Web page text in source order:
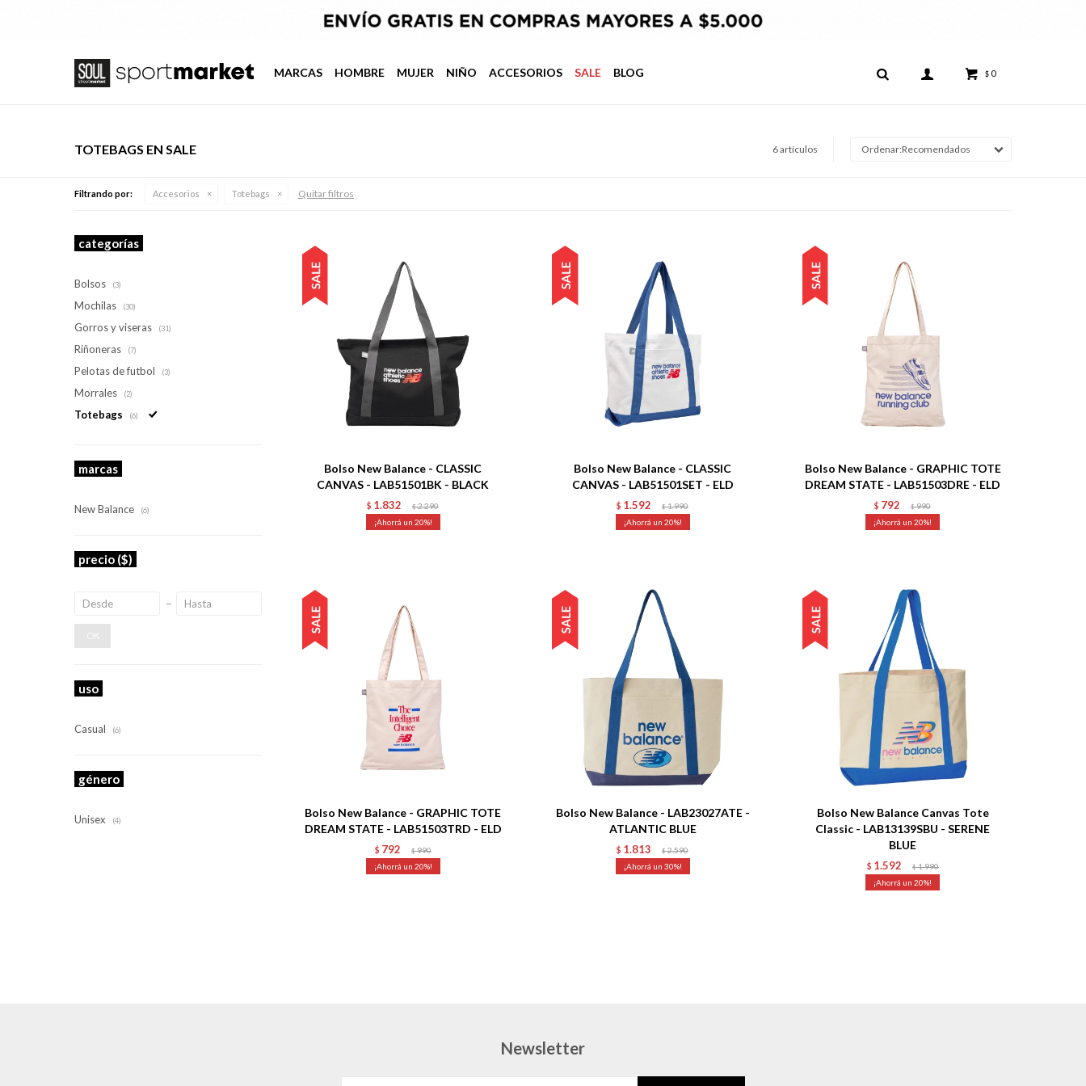
MARCAS HOMBRE MUJER NIÑO ACCESORIOS SALE BLOG $ 0
TOTEBAGS EN SALE 6 artículos Recomendados
Filtrando por: Accesorios Totebags Quitar filtros
Bolso New Balance - CLASSIC
CANVAS - LAB51501BK - BLACK
$ 1.832 $ 2.290
20
Bolso New Balance - CLASSIC
CANVAS - LAB51501SET - ELD
$ 1.592 $ 1.990
20
Bolso New Balance - GRAPHIC TOTE
DREAM STATE - LAB51503DRE - ELD
$ 792 $ 990
20
Bolso New Balance - GRAPHIC TOTE
DREAM STATE - LAB51503TRD - ELD
$ 792 $ 990
20
Bolso New Balance - LAB23027ATE -
ATLANTIC BLUE
$ 1.813 $ 2.590
30
Talle
Bolso New Balance Canvas Tote
Classic - LAB13139SBU - SERENE
BLUE
$ 1.592 $ 1.990
20
Talle
categorías
Bolsos (3)
Mochilas (30)
Gorros y viseras (31)
Riñoneras (7)
Pelotas de futbol (3)
Morrales (2)
Totebags (6)
marcas
New Balance (6)
precio ($)
OK
uso
Casual (6)
género
Unisex (4)
Newsletter